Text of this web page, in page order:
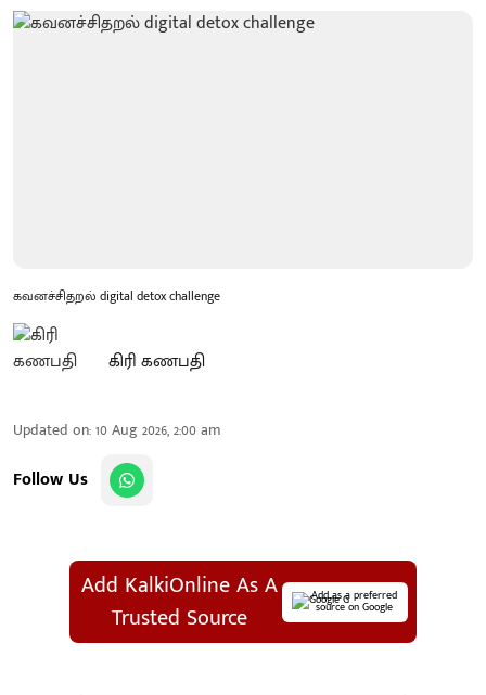
கவனச்சிதறல் digital detox challenge
கிரி கணபதி
Updated on:10 Aug 2026, 2:00 am
Follow Us
Add KalkiOnline As A
Trusted Source
Add as a preferred
source on Google